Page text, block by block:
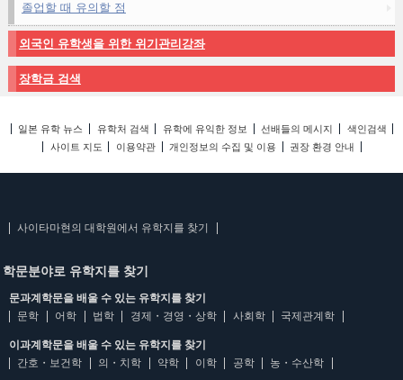
졸업할 때 유의할 점
외국인 유학생을 위한 위기관리강좌
장학금 검색
일본 유학 뉴스 유학처 검색 유학에 유익한 정보 선배들의 메시지
색인검색
사이트 지도
이용약관 개인정보의 수집 및 이용 권장 환경 안내
사이타마현의 대학원에서 유학지를 찾기
학문분야로 유학지를 찾기
문과계학문을 배울 수 있는 유학지를 찾기
문학
어학 법학 경제・경영・상학 사회학 국제관계학
이과계학문을 배울 수 있는 유학지를 찾기
간호・보건학
의・치학 약학 이학 공학 농・수산학